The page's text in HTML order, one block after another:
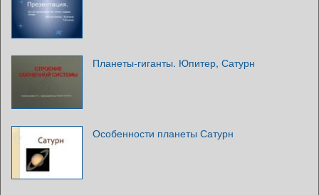
Планеты-гиганты. Юпитер, Сатурн
Особенности планеты Сатурн